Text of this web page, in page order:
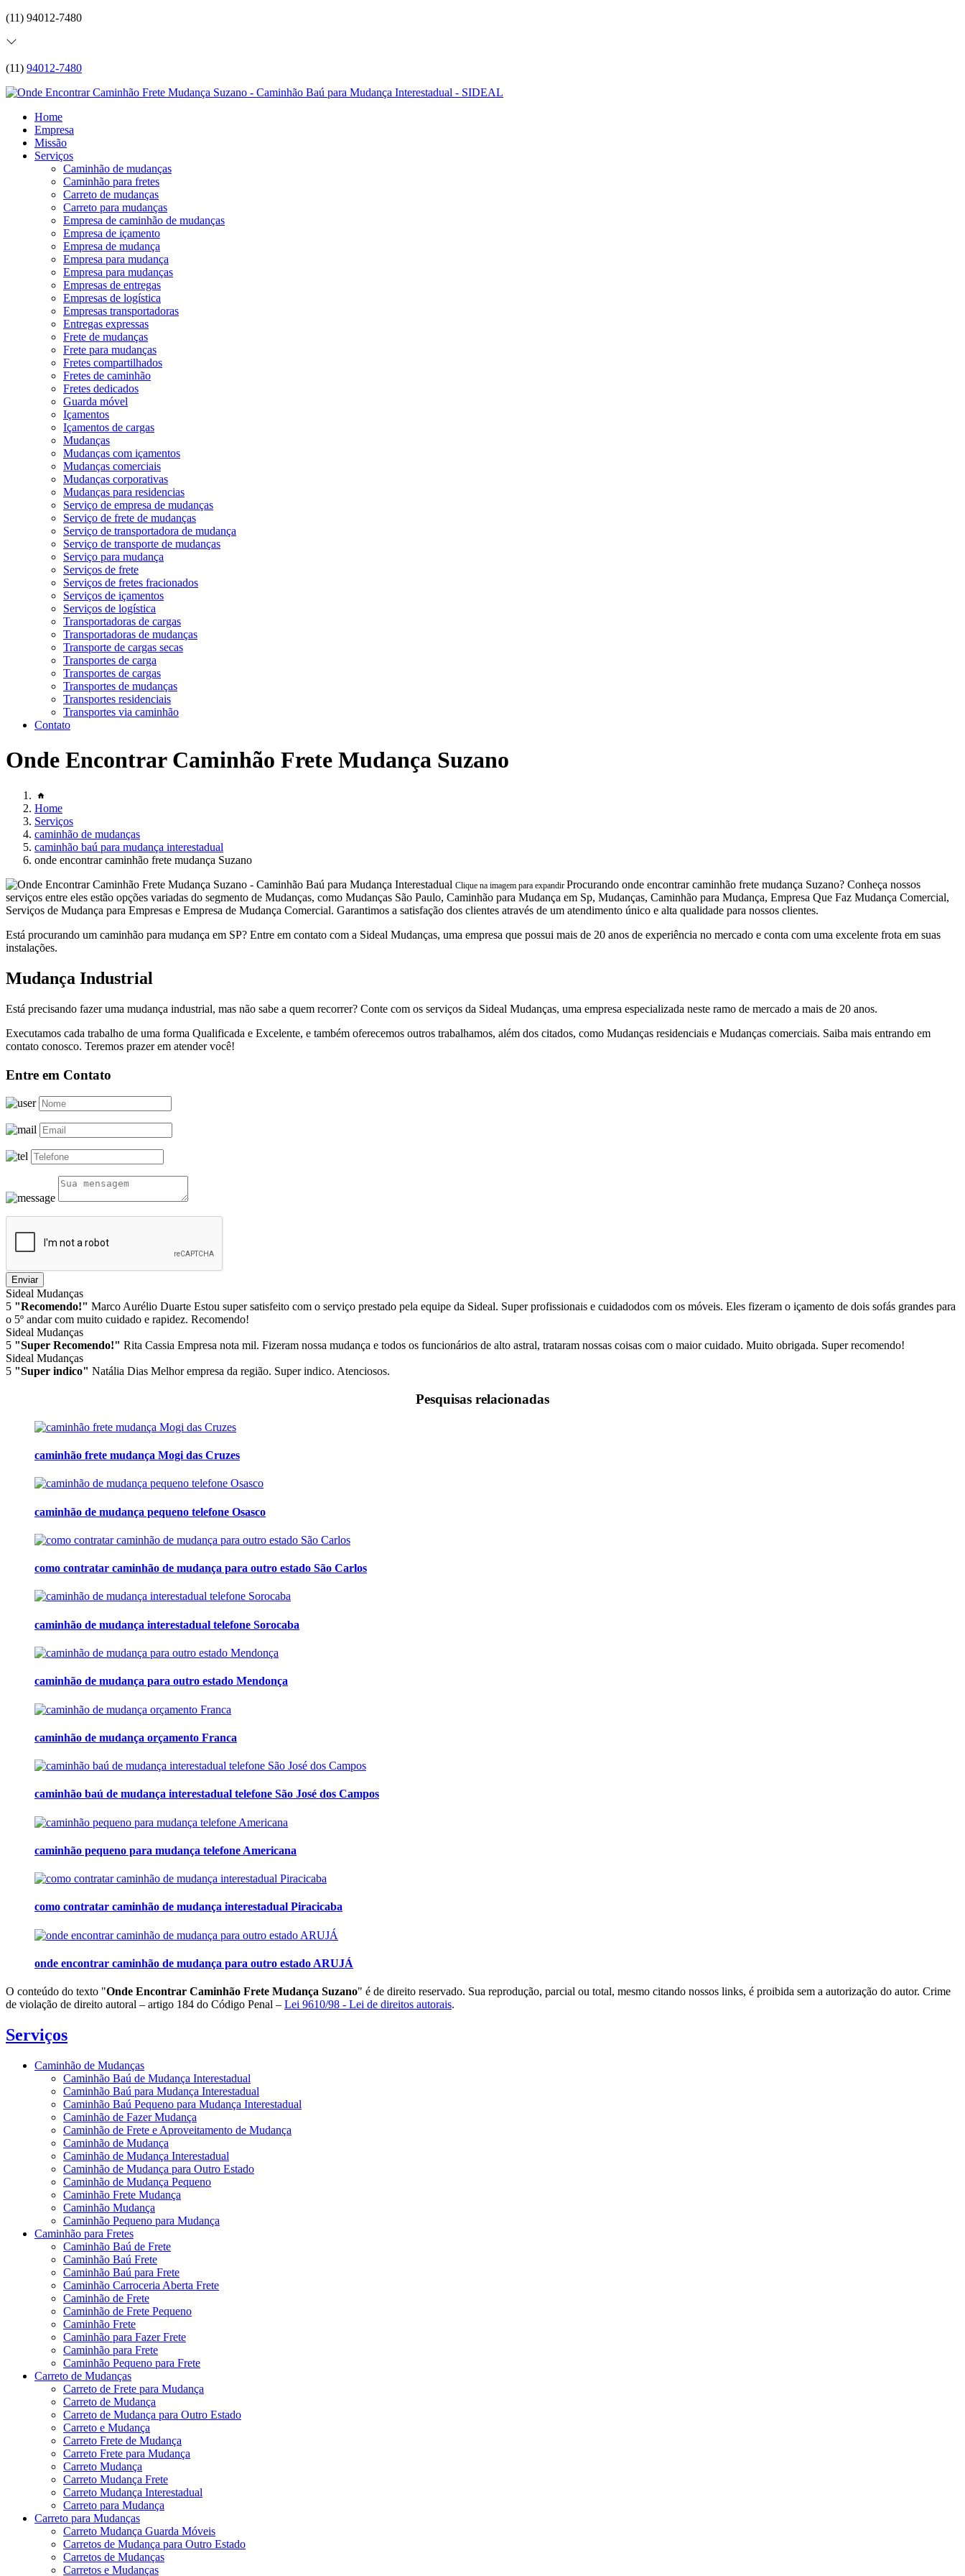
(11) 94012-7480
(11) 94012-7480
Home
Empresa
Missão
Serviços
Caminhão de mudanças
Caminhão para fretes
Carreto de mudanças
Carreto para mudanças
Empresa de caminhão de mudanças
Empresa de içamento
Empresa de mudança
Empresa para mudança
Empresa para mudanças
Empresas de entregas
Empresas de logística
Empresas transportadoras
Entregas expressas
Frete de mudanças
Frete para mudanças
Fretes compartilhados
Fretes de caminhão
Fretes dedicados
Guarda móvel
Içamentos
Içamentos de cargas
Mudanças
Mudanças com içamentos
Mudanças comerciais
Mudanças corporativas
Mudanças para residencias
Serviço de empresa de mudanças
Serviço de frete de mudanças
Serviço de transportadora de mudança
Serviço de transporte de mudanças
Serviço para mudança
Serviços de frete
Serviços de fretes fracionados
Serviços de içamentos
Serviços de logística
Transportadoras de cargas
Transportadoras de mudanças
Transporte de cargas secas
Transportes de carga
Transportes de cargas
Transportes de mudanças
Transportes residenciais
Transportes via caminhão
Contato
Onde Encontrar Caminhão Frete Mudança Suzano
Home
Serviços
caminhão de mudanças
caminhão baú para mudança interestadual
onde encontrar caminhão frete mudança Suzano
Clique na imagem para expandir Procurando onde encontrar caminhão frete mudança Suzano? Conheça nossos
serviços entre eles estão opções variadas do segmento de Mudanças, como Mudanças São Paulo, Caminhão para Mudança em Sp, Mudanças, Caminhão para Mudança, Empresa Que Faz Mudança Comercial,
Serviços de Mudança para Empresas e Empresa de Mudança Comercial. Garantimos a satisfação dos clientes através de um atendimento único e alta qualidade para nossos clientes.
Está procurando um caminhão para mudança em SP? Entre em contato com a Sideal Mudanças, uma empresa que possui mais de 20 anos de experiência no mercado e conta com uma excelente frota em suas
instalações.
Mudança Industrial
Está precisando fazer uma mudança industrial, mas não sabe a quem recorrer? Conte com os serviços da Sideal Mudanças, uma empresa especializada neste ramo de mercado a mais de 20 anos.
Executamos cada trabalho de uma forma Qualificada e Excelente, e também oferecemos outros trabalhamos, além dos citados, como Mudanças residenciais e Mudanças comerciais. Saiba mais entrando em
contato conosco. Teremos prazer em atender você!
Entre em Contato
Enviar
Sideal Mudanças
5 "Recomendo!" Marco Aurélio Duarte Estou super satisfeito com o serviço prestado pela equipe da Sideal. Super profissionais e cuidadodos com os móveis. Eles fizeram o içamento de dois sofás grandes para
o 5º andar com muito cuidado e rapidez. Recomendo!
Sideal Mudanças
5 "Super Recomendo!" Rita Cassia Empresa nota mil. Fizeram nossa mudança e todos os funcionários de alto astral, trataram nossas coisas com o maior cuidado. Muito obrigada. Super recomendo!
Sideal Mudanças
5 "Super indico" Natália Dias Melhor empresa da região. Super indico. Atenciosos.
Pesquisas relacionadas
caminhão frete mudança Mogi das Cruzes
caminhão de mudança pequeno telefone Osasco
como contratar caminhão de mudança para outro estado São Carlos
caminhão de mudança interestadual telefone Sorocaba
caminhão de mudança para outro estado Mendonça
caminhão de mudança orçamento Franca
caminhão baú de mudança interestadual telefone São José dos Campos
caminhão pequeno para mudança telefone Americana
como contratar caminhão de mudança interestadual Piracicaba
onde encontrar caminhão de mudança para outro estado ARUJÁ
O conteúdo do texto "Onde Encontrar Caminhão Frete Mudança Suzano" é de direito reservado. Sua reprodução, parcial ou total, mesmo citando nossos links, é proibida sem a autorização do autor. Crime
de violação de direito autoral – artigo 184 do Código Penal – Lei 9610/98 - Lei de direitos autorais.
Serviços
Caminhão de Mudanças
Caminhão Baú de Mudança Interestadual
Caminhão Baú para Mudança Interestadual
Caminhão Baú Pequeno para Mudança Interestadual
Caminhão de Fazer Mudança
Caminhão de Frete e Aproveitamento de Mudança
Caminhão de Mudança
Caminhão de Mudança Interestadual
Caminhão de Mudança para Outro Estado
Caminhão de Mudança Pequeno
Caminhão Frete Mudança
Caminhão Mudança
Caminhão Pequeno para Mudança
Caminhão para Fretes
Caminhão Baú de Frete
Caminhão Baú Frete
Caminhão Baú para Frete
Caminhão Carroceria Aberta Frete
Caminhão de Frete
Caminhão de Frete Pequeno
Caminhão Frete
Caminhão para Fazer Frete
Caminhão para Frete
Caminhão Pequeno para Frete
Carreto de Mudanças
Carreto de Frete para Mudança
Carreto de Mudança
Carreto de Mudança para Outro Estado
Carreto e Mudança
Carreto Frete de Mudança
Carreto Frete para Mudança
Carreto Mudança
Carreto Mudança Frete
Carreto Mudança Interestadual
Carreto para Mudança
Carreto para Mudanças
Carreto Mudança Guarda Móveis
Carretos de Mudança para Outro Estado
Carretos de Mudanças
Carretos e Mudanças